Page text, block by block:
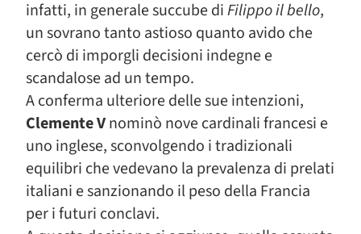
infatti, in generale succube diFilippo il bello,
un sovrano tanto astioso quanto avido che
cercò di imporgli decisioni indegne e
scandalose ad un tempo.
A conferma ulteriore delle sue intenzioni,
Clemente Vnominò nove cardinali francesi e
uno inglese, sconvolgendo i tradizionali
equilibri che vedevano la prevalenza di prelati
italiani e sanzionando il peso della Francia
per i futuri conclavi.